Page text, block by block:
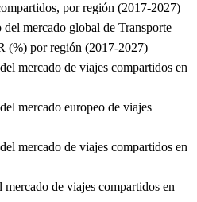
por región (2017-2027)
mercado global de Transporte
(%) por región (2017-2027)
mercado de viajes compartidos en
mercado europeo de viajes
mercado de viajes compartidos en
de viajes compartidos en